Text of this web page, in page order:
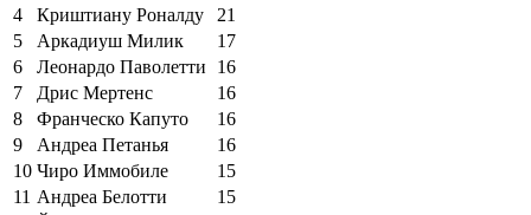
4
Криштиану Роналду
21
5
Аркадиуш Милик
17
6
Леонардо Паволетти
16
7
Дрис Мертенс
16
8
Франческо Капуто
16
9
Андреа Петанья
16
10 Чиро Иммобиле
15
11 Андреа Белотти
15